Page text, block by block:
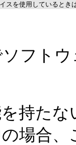
スを使用しているとき
フトウ
持た
場合